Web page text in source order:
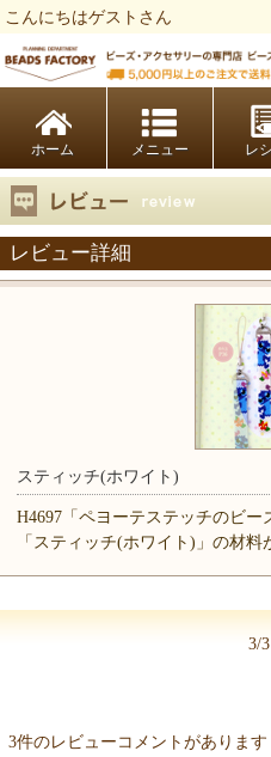
こんにちはゲストさん
ホーム レ
レビュー詳細
スティッチ(ホワイト)
H4697「ペヨーテステッチのビ
「スティッチ(ホワイト)」の材料
3/3
3件のレビューコメントがあります